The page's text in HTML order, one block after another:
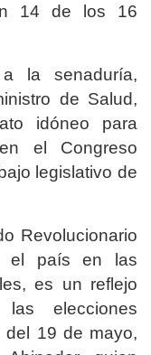
14 de los 16
la senaduría,
de Salud,
idóneo para
el Congreso
legislativo de
Revolucionario
el país en las
es un reflejo
elecciones
del 19 de mayo,